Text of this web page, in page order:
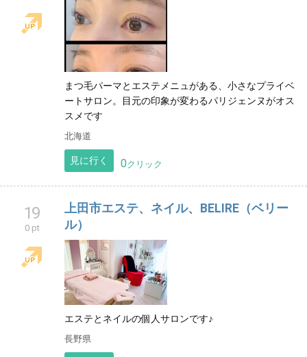
まつ毛パーマとエステメニュがある、小さなプライベ
ートサロン。目元の印象が変わるパリジェンヌがオス
スメです
北海道
見に行く 0クリック
19
0 pt
上田市エステ、ネイル、BELIRE（ベリー
ル）
エステとネイルの個人サロンです♪
長野県